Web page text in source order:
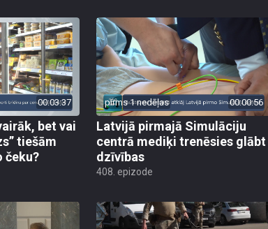
00:03:37
bet vai
tiešām
čeku?
pirms 1 nedēļas 00:00:56
Latvijā pirmajā Simulāciju
centrā mediķi trenēsies glābt
dzīvības
408. epizode